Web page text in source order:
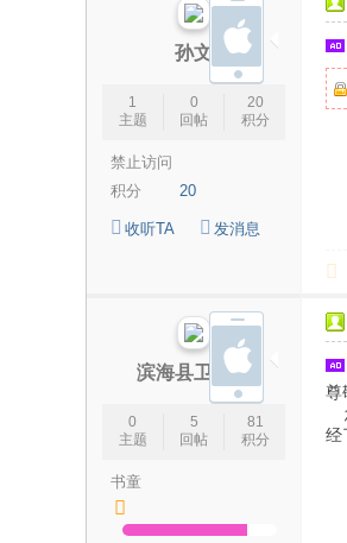
孙文
1
主题
0
回帖
20
积分
禁止访问
积分
20
收听TA 发消息
滨海县卫健委
0
主题
5
回帖
81
积分
书童
尊
经